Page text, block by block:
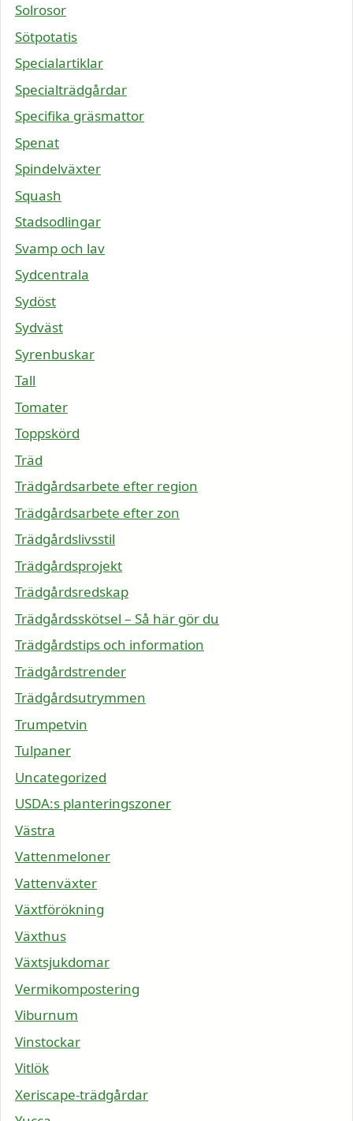
Solrosor
Sötpotatis
Specialartiklar
Specialträdgårdar
Specifika gräsmattor
Spenat
Spindelväxter
Squash
Stadsodlingar
Svamp och lav
Sydcentrala
Sydöst
Sydväst
Syrenbuskar
Tall
Tomater
Toppskörd
Träd
Trädgårdsarbete efter region
Trädgårdsarbete efter zon
Trädgårdslivsstil
Trädgårdsprojekt
Trädgårdsredskap
Trädgårdsskötsel – Så här gör du
Trädgårdstips och information
Trädgårdstrender
Trädgårdsutrymmen
Trumpetvin
Tulpaner
Uncategorized
USDA:s planteringszoner
Västra
Vattenmeloner
Vattenväxter
Växtförökning
Växthus
Växtsjukdomar
Vermikompostering
Viburnum
Vinstockar
Vitlök
Xeriscape-trädgårdar